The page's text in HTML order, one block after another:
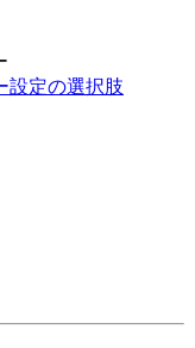
設定の選択肢